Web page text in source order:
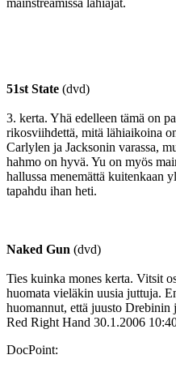
mainstreamissa lähiajat.
51st State (dvd)
3. kerta. Yhä edelleen tämä on
rikosviihdettä, mitä lähiaikoina
Carlylen ja Jacksonin varassa,
hahmo on hyvä. Yu on myös
hallussa menemättä kuitenkaan
tapahdu ihan heti.
Naked Gun (dvd)
Ties kuinka mones kerta. Vitsit
huomata vieläkin uusia juttuja.
huomannut, että juusto Drebinin
Red Right Hand 30.1.2006
DocPoint: